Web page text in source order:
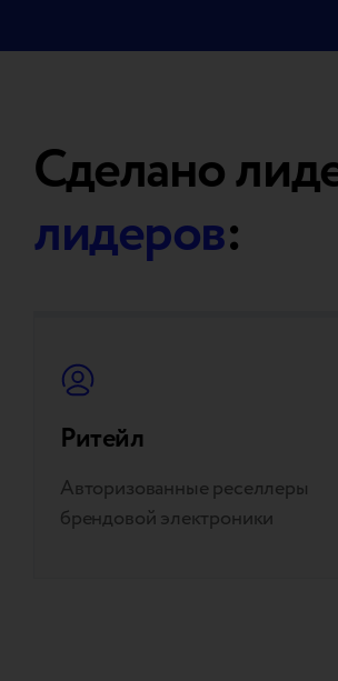
Сделано
лидеров:
Ритейл
Авторизованные реселлеры
брендовой электроники